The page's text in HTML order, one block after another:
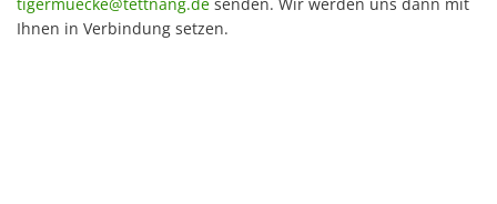
Ihnen in Verbindung setzen.